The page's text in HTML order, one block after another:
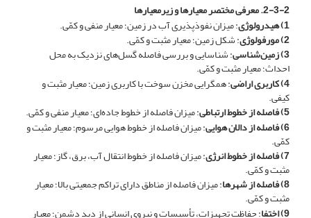
2-3-2. معرفی مختصر معیارها و زیرمعیارها
1) هیدرولوژی : میزان نفوذپذیری آب در زمین؛ معیار منفی و کمّی.
2) مورفولوژی : شکل زمین؛ معیار مثبت و کمّی.
3) زمین‌شناسی : شناسایی و بررسی فاصله گسل‌های نزدیک به محل
احداث؛ معیار مثبت و کمّی.
4) کاربری اراضی : همگرایی مخزن سوخت با کاربری زمین؛ معیار مثبت و
کیفی.
5) فاصله از خطوط ارتباطی : میزان فاصله از خطوط جاده‌ای؛ معیار منفی و کمّی.
6) فاصله از دالان هوایی : میزان فاصله از خطوط هوایی مرسوم؛ معیار مثبت و
کمّی.
7) فاصله از خطوط انرژی : میزان فاصله از خطوط انتقال آب، برق، گاز؛ معیار
مثبت و کمّی.
8) فاصله از شهرها : میزان فاصله از مناطق دارای تراکم جمعیتی بالا؛ معیار
مثبت و کمّی.
9) اختفا : حفاظت تجهیزات، تأسیسات و نیروی انسانی از دید دشمن؛ معیار